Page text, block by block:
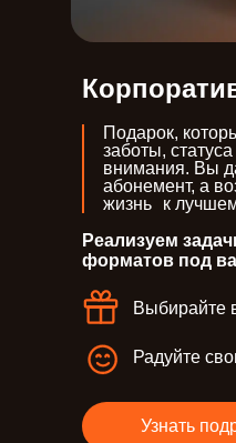
Реализуем
форматов под
Подарок,
заботы,
внимания. Вы
абонемент, а
жизнь к
Выбирайте
Радуйте
Узнать